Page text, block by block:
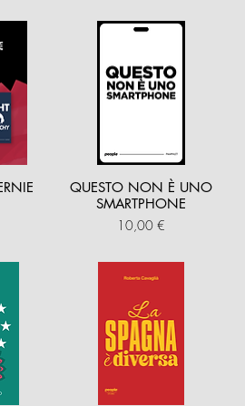
QUESTO NON È UNO
SMARTPHONE
Prezzo
10,00 €